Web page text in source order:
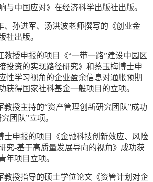
与中国应对》在经济科学出版社出版。
、孙进军、汤洪波老师撰写的《创业金
社出版。
教授申报的项目《“一带一路”建设中园区
投资的实现路径研究》和蔡玉梅博士申
性学习视角的企业盈余信息对通胀预期
获得国家社科基金一般项目的立项。
教授主持的“资产管理创新研究团队”成功
团队”立项。
士申报的项目《金融科技创新效应、风险
究-基于高质量发展导向的视角》成功获
年项目立项。
教授指导的硕士学位论文《资管计划对企